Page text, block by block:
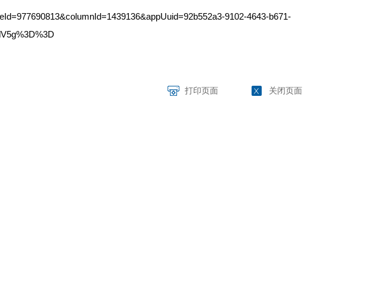
9102-4643-b671-
打印页面 关闭页面